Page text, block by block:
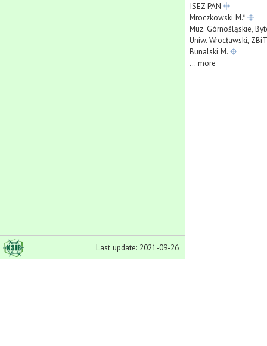
Last update: 2021-09-26
ISEZ PAN
Mroczkowski M.*
Muz. Górnośląskie,
Uniw. Wrocławski,
Bunalski M.
... more